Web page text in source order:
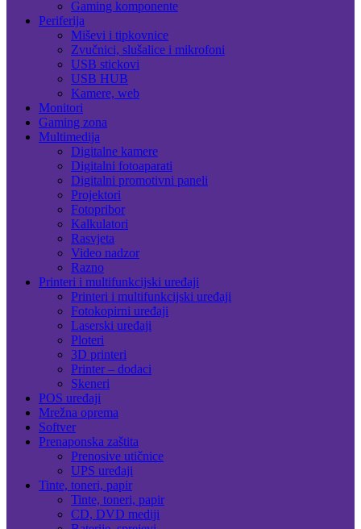
Gaming komponente
Periferija
Miševi i tipkovnice
Zvučnici, slušalice i mikrofoni
USB stickovi
USB HUB
Kamere, web
Monitori
Gaming zona
Multimedija
Digitalne kamere
Digitalni fotoaparati
Digitalni promotivni paneli
Projektori
Fotopribor
Kalkulatori
Rasvjeta
Video nadzor
Razno
Printeri i multifunkcijski uređaji
Printeri i multifunkcijski uređaji
Fotokopirni uređaji
Laserski uređaji
Ploteri
3D printeri
Printer – dodaci
Skeneri
POS uređaji
Mrežna oprema
Softver
Prenaponska zaštita
Prenosive utičnice
UPS uređaji
Tinte, toneri, papir
Tinte, toneri, papir
CD, DVD mediji